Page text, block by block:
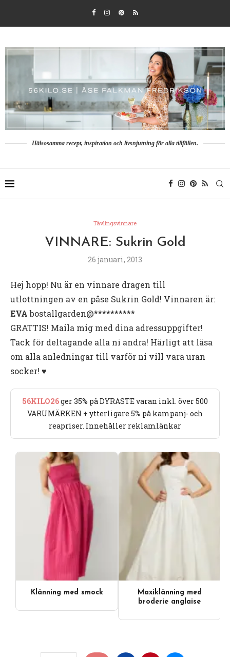
Hälsosamma recept, inspiration och livsnjutning för alla tillfällen.
Tävlingsvinnare
VINNARE: Sukrin Gold
26 januari, 2013
Hej hopp! Nu är en vinnare dragen till
utlottningen av en påse Sukrin Gold! Vinnaren är:
EVAbostallgarden@**********
GRATTIS! Maila mig med dina adressuppgifter!
Tack för deltagande alla ni andra! Härligt att läsa
om alla anledningar till varför ni vill vara uran
socker! ♥
56KILO26ger 35% på DYRASTE varan inkl. över 500
VARUMÄRKEN + ytterligare 5% på kampanj- och
reapriser. Innehåller reklamlänkar
Videoinnehåll
Klänning med smock
Maxiklänning med
broderie anglaise